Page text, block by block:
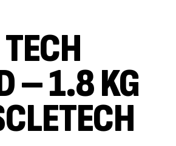
– 1.8 KG